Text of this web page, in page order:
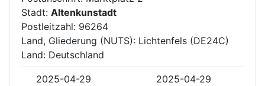
Stadt: Altenkunstadt
Postleitzahl: 96264
Land, Gliederung (NUTS): Lichtenfels (DE24C)
Land: Deutschland
2025-04-29
2025-04-29